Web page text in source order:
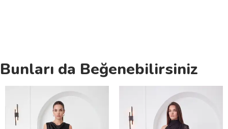
Bunları da Beğenebilirsiniz